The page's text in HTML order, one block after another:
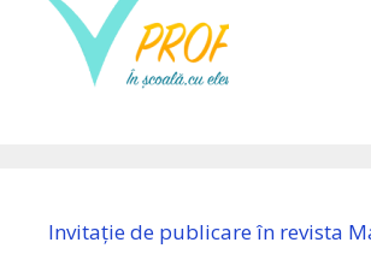
Invitație de publicare în revista